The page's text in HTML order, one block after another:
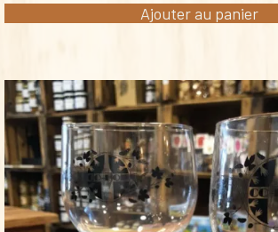
Ajouter au panier